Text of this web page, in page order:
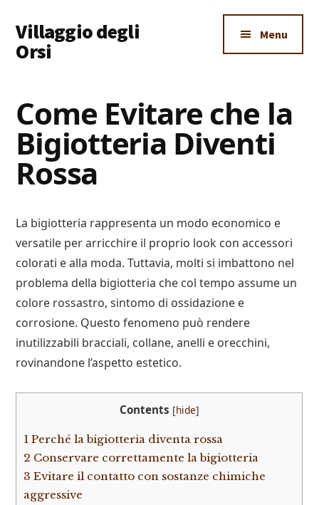
main
content
primary
sidebar
footer
menu
Villaggio degli
Orsi
Dove
Imparare
Tutto
Menu
Come Evitare che la
Bigiotteria Diventi
Rossa
La bigiotteria rappresenta un modo economico e
versatile per arricchire il proprio look con accessori
colorati e alla moda. Tuttavia, molti si imbattono nel
problema della bigiotteria che col tempo assume un
colore rossastro, sintomo di ossidazione e
corrosione. Questo fenomeno può rendere
inutilizzabili bracciali, collane, anelli e orecchini,
rovinandone l’aspetto estetico.
Contents [hide]
1 Perché la bigiotteria diventa rossa
2 Conservare correttamente la bigiotteria
3 Evitare il contatto con sostanze chimiche
aggressive